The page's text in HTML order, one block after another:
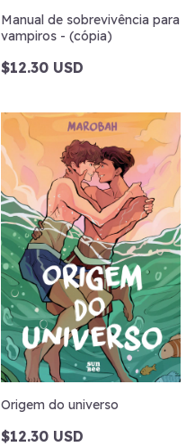
Manual de sobrevivência para
vampiros - (cópia)
$12.30 USD
Origem do universo
$12.30 USD